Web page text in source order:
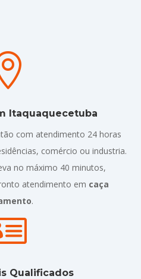
Itaquaquecetuba
com atendimento 24 horas
comércio ou industria.
no máximo 40 minutos,
atendimento em caça
.
Qualificados